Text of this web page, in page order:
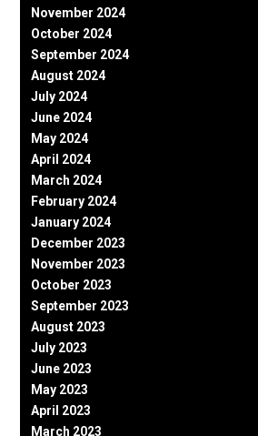
November 2024
October 2024
September 2024
August 2024
July 2024
June 2024
May 2024
April 2024
March 2024
February 2024
January 2024
December 2023
November 2023
October 2023
September 2023
August 2023
July 2023
June 2023
May 2023
April 2023
March 2023